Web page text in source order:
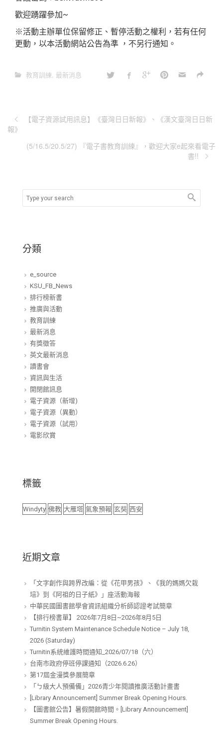
歡迎踴躍參加~
※活動主辦單位保留修正、暫停活動之權利，若有任何
更動，以本活動網站公告為準 ，不另行通知。
教育訓練, 最新消息
【電子資源試用訊息】《臺灣日日新報》、《漢文臺灣日日新
報》
(5/16.5/20.5/27) 『電子書教育訓練』，歡迎大家e起來看電子
書!!
分類
e_source
KSU_FB_News
排行榜新書
推廣與活動
教育訓練
最新消息
有獎徵答
英文最新消息
讀書會
資訊與生活
開閉館訊息
電子資源（新增)
電子資源（異動）
電子資源（試用）
電影欣賞
標籤
Windyty 佛教 大雁塔 氣象預報 玄奘 西安
近期文章
「文字創作與跨界改編：從《花甲男孩》、《我的媽媽欠栽
培》到《阿祖的日子紙》」座活動海報
中華民國圖書館學會資訊組織分析師認證考試簡章
【排行榜書單】 2026年7月8日~2026年8月5日
Turnitin System Maintenance Schedule Notice – July 18,
2026 (Saturday)
Turnitin系統維護時間通知_2026/07/18（六）
台南市政府停班停課通知（2026.6.26）
第17屆金漫獎參展簡章
「ㄅ級大人預備備」2026青少年閱讀推廣活動計畫書
[Library Announcement] Summer Break Opening Hours.
【圖書館公告】暑假開館時間。[Library Announcement]
Summer Break Opening Hours.